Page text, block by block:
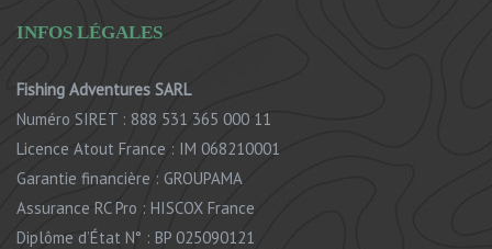
INFOS LÉGALES
Fishing Adventures SARL
Numéro SIRET : 888 531 365 000 11
Licence Atout France : IM 068210001
Garantie financière : GROUPAMA
Assurance RC Pro : HISCOX France
Diplôme d’État N° : BP 025090121